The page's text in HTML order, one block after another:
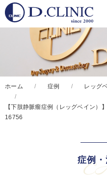
ホーム 症例 レッグ
【下肢静脈瘤症例（レッグベイン
16756
症例・